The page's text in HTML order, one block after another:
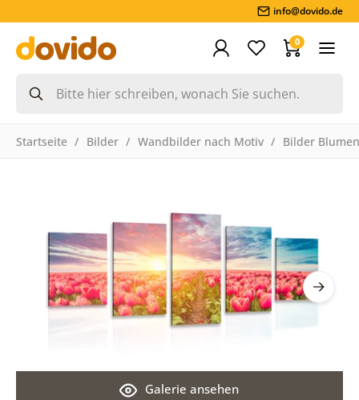
info@dovido.de
0
Startseite Bilder Wandbilder nach Motiv Bilder Blumen
Galerie ansehen